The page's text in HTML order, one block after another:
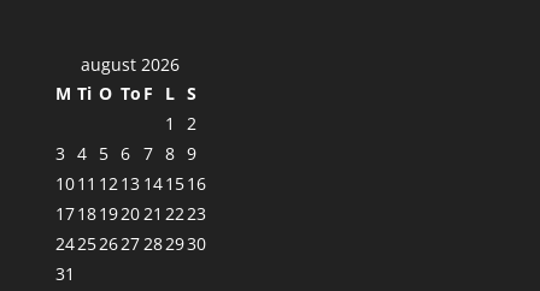
august 2026
M Ti O To F L S
1
2
3 4 5 6 7 8 9
1011 1213 141516
1718192021 2223
24252627282930
31